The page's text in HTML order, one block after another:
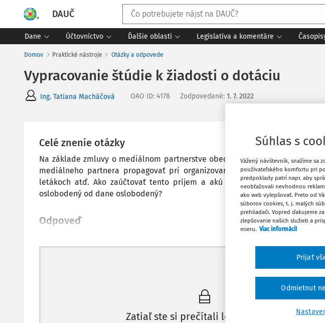
DAUČ
Dane Účtovníctvo Ďalšie oblasti Legislatíva a komentáre
Domov Praktické nástroje Otázky a odpovede
Vypracovanie štúdie k žiadosti o dotáciu
Ing. Tatiana Macháčová OAO ID: 4178 Zodpovedané: 1. 7. 2022
Celé znenie otázky
Na základe zmluvy o mediálnom partnerstve obec sa zaviazala, že bude
mediálneho partnera propagovať pri organizovaní podujatí formou loga
letákoch atď. Ako zaúčtovať tento príjem a akú položku použiť? Je tento
oslobodený od dane oslobodený?
Odpoveď
Máte predplatné?
Zatiaľ ste si prečítali len začiatok...
Súhlas s
Vážený návštevník, snažíme sa
používateľského komfortu pri
predpoklady patrí napr. aby
neobťažovali nevhodnou
ako web vylepšovať. Preto od
súborov cookies, t. j. malých
prehliadači. Vopred ďakujeme
zlepšovanie našich služieb a
mieru. Viac informácií
Odmietnut
Prijať